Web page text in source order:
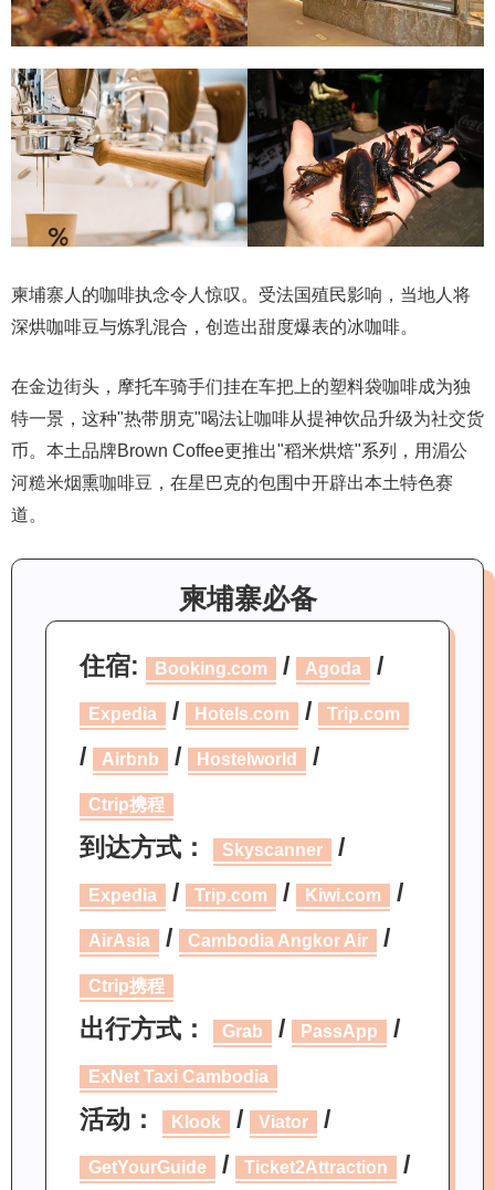
柬埔寨人的咖啡执念令人惊叹。受法国殖民影响，当地人将
深烘咖啡豆与炼乳混合，创造出甜度爆表的冰咖啡。
在金边街头，摩托车骑手们挂在车把上的塑料袋咖啡成为独
特一景，这种"热带朋克"喝法让咖啡从提神饮品升级为社交货
币。本土品牌Brown Coffee更推出"稻米烘焙"系列，用湄公
河糙米烟熏咖啡豆，在星巴克的包围中开辟出本土特色赛
道。
柬埔寨必备
住宿: Booking.com / Agoda /
Expedia / Hotels.com / Trip.com
/ Airbnb / Hostelworld /
Ctrip携程
到达方式： Skyscanner /
Expedia / Trip.com / Kiwi.com /
AirAsia / Cambodia Angkor Air /
Ctrip携程
出行方式： Grab / PassApp /
ExNet Taxi Cambodia
活动： Klook / Viator /
GetYourGuide / Ticket2Attraction /